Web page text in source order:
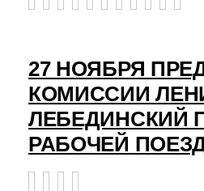
27 НОЯБРЯ
КОМИССИИ
ЛЕБЕДИНСКИЙ
РАБОЧЕЙ